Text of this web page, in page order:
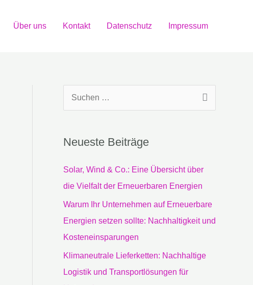
Über uns Kontakt Datenschutz Impressum
e
n
Neueste Beiträge
Solar, Wind & Co.: Eine Übersicht über
die Vielfalt der Erneuerbaren Energien
Warum Ihr Unternehmen auf Erneuerbare
Energien setzen sollte: Nachhaltigkeit und
Kosteneinsparungen
Klimaneutrale Lieferketten: Nachhaltige
Logistik und Transportlösungen für